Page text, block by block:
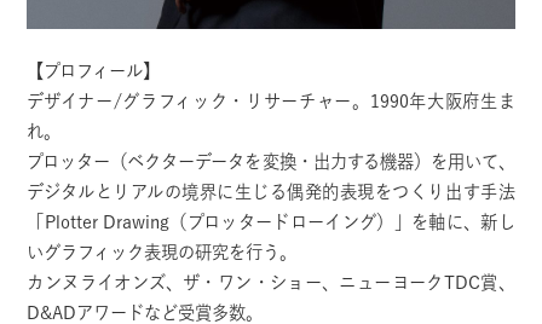
【プロフィール】
デザイナー/グラフィック・リサーチャー。1990年大阪府生ま
れ。
プロッター（ベクターデータを変換・出力する機器）を用いて、
デジタルとリアルの境界に生じる偶発的表現をつくり出す手法
「Plotter Drawing（プロッタードローイング）」を軸に、新し
いグラフィック表現の研究を行う。
カンヌライオンズ、ザ・ワン・ショー、ニューヨークTDC賞、
D&ADアワードなど受賞多数。